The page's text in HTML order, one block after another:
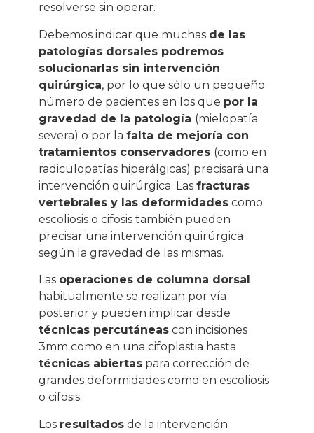
resolverse sin operar.
Debemos indicar que muchas de las
patologías dorsales podremos
solucionarlas sin intervención
quirúrgica, por lo que sólo un pequeño
número de pacientes en los que por la
gravedad de la patología (mielopatía
severa) o por la falta de mejoría con
tratamientos conservadores (como en
radiculopatías hiperálgicas) precisará una
intervención quirúrgica. Las fracturas
vertebrales y las deformidades como
escoliosis o cifosis también pueden
precisar una intervención quirúrgica
según la gravedad de las mismas.
Las operaciones de columna dorsal
habitualmente se realizan por vía
posterior y pueden implicar desde
técnicas percutáneas con incisiones
3mm como en una cifoplastia hasta
técnicas abiertas para corrección de
grandes deformidades como en escoliosis
o cifosis.
Los resultados de la intervención